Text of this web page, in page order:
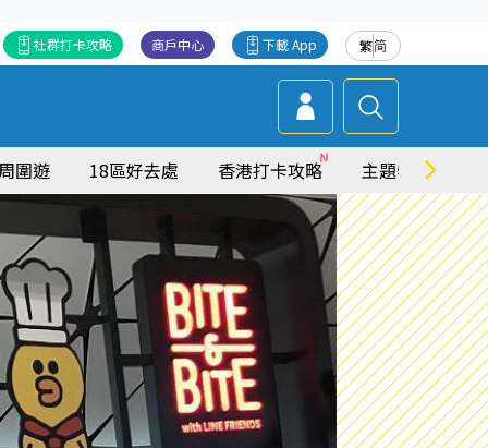
繁简
下載 App
商戶中心
社群打卡攻略
圍遊 18區好去處 香港打卡攻略 主題特集